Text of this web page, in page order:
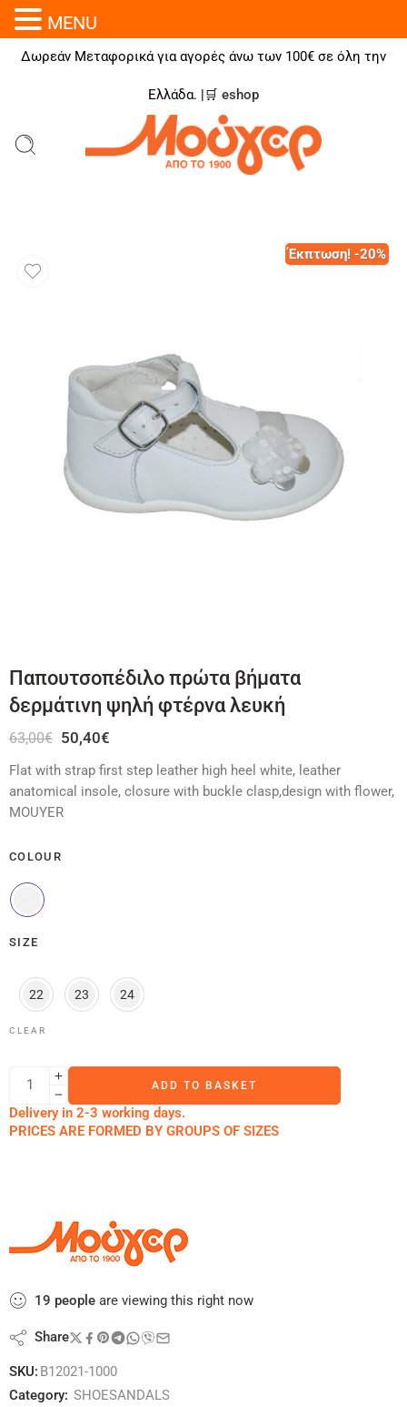
Δωρεάν Μεταφορικά για αγορές άνω των 100€ σε όλη την
Ελλάδα. |🛒 eshop
Έκπτωση! -20%
Παπουτσοπέδιλο πρώτα βήματα
δερμάτινη ψηλή φτέρνα λευκή
63,00€ 50,40€
Flat with strap first step leather high heel white, leather
anatomical insole, closure with buckle clasp,design with flower,
MOUYER
COLOUR
SIZE
22 23 24
CLEAR
ADD TO BASKET
Delivery in 2-3 working days.
PRICES ARE FORMED BY GROUPS OF SIZES
19 people are viewing this right now
Share
SKU: B12021-1000
Category: SHOESANDALS
MENU